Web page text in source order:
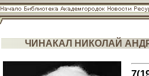
ЧИНАКАЛ НИКОЛАЙ